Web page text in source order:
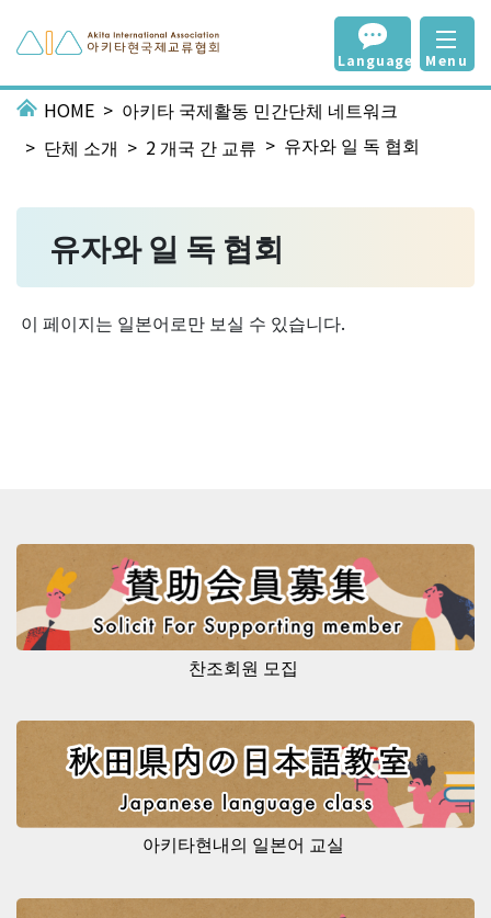
Language Menu
HOME
아키타 국제활동 민간단체 네트워크
단체 소개
2 개국 간 교류 유자와 일 독 협회
유자와 일 독 협회
이 페이지는 일본어로만 보실 수 있습니다.
찬조회원 모집
아키타현내의 일본어 교실